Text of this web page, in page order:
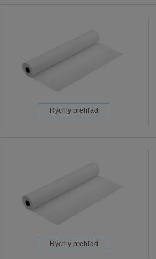
Rýchly prehľad
Rýchly prehľad